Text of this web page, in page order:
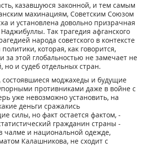
казавшуюся законной, и тем самым
махинациям, Советским Союзом
и установлена довольно призрачная
Так трагедия афганского
народа советского в контексте
которая, как говорится,
за этой глобальностью не замечает не
но и судеб отдельных стран.
моджахеды и будущие
противниками даже в войне с
уже невозможно установить, на
деньги сражались
силы, но факт остается фактом, -
гражданин страны -
чалме и национальной одежде,
Калашникова, не сходит с